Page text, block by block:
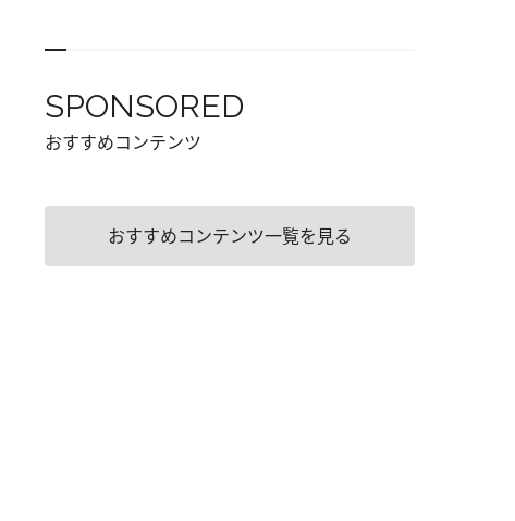
SPONSORED
おすすめコンテンツ
おすすめコンテンツ一覧を見る